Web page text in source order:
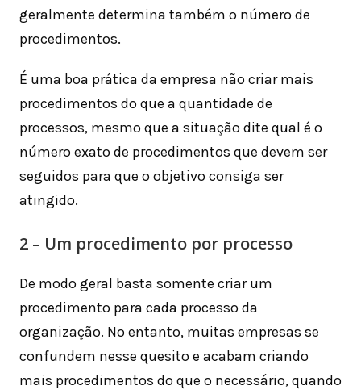
geralmente determina também o número de
procedimentos.
É uma boa prática da empresa não criar mais
procedimentos do que a quantidade de
processos, mesmo que a situação dite qual é o
número exato de procedimentos que devem ser
seguidos para que o objetivo consiga ser
atingido.
2 – Um procedimento por processo
De modo geral basta somente criar um
procedimento para cada processo da
organização. No entanto, muitas empresas se
confundem nesse quesito e acabam criando
mais procedimentos do que o necessário, quando